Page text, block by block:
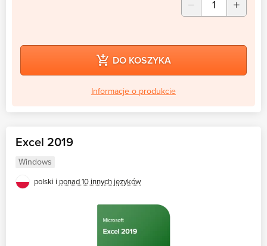
DO KOSZYKA
Informacje o produkcie
Excel 2019
Windows
polski i ponad 10 innych języków